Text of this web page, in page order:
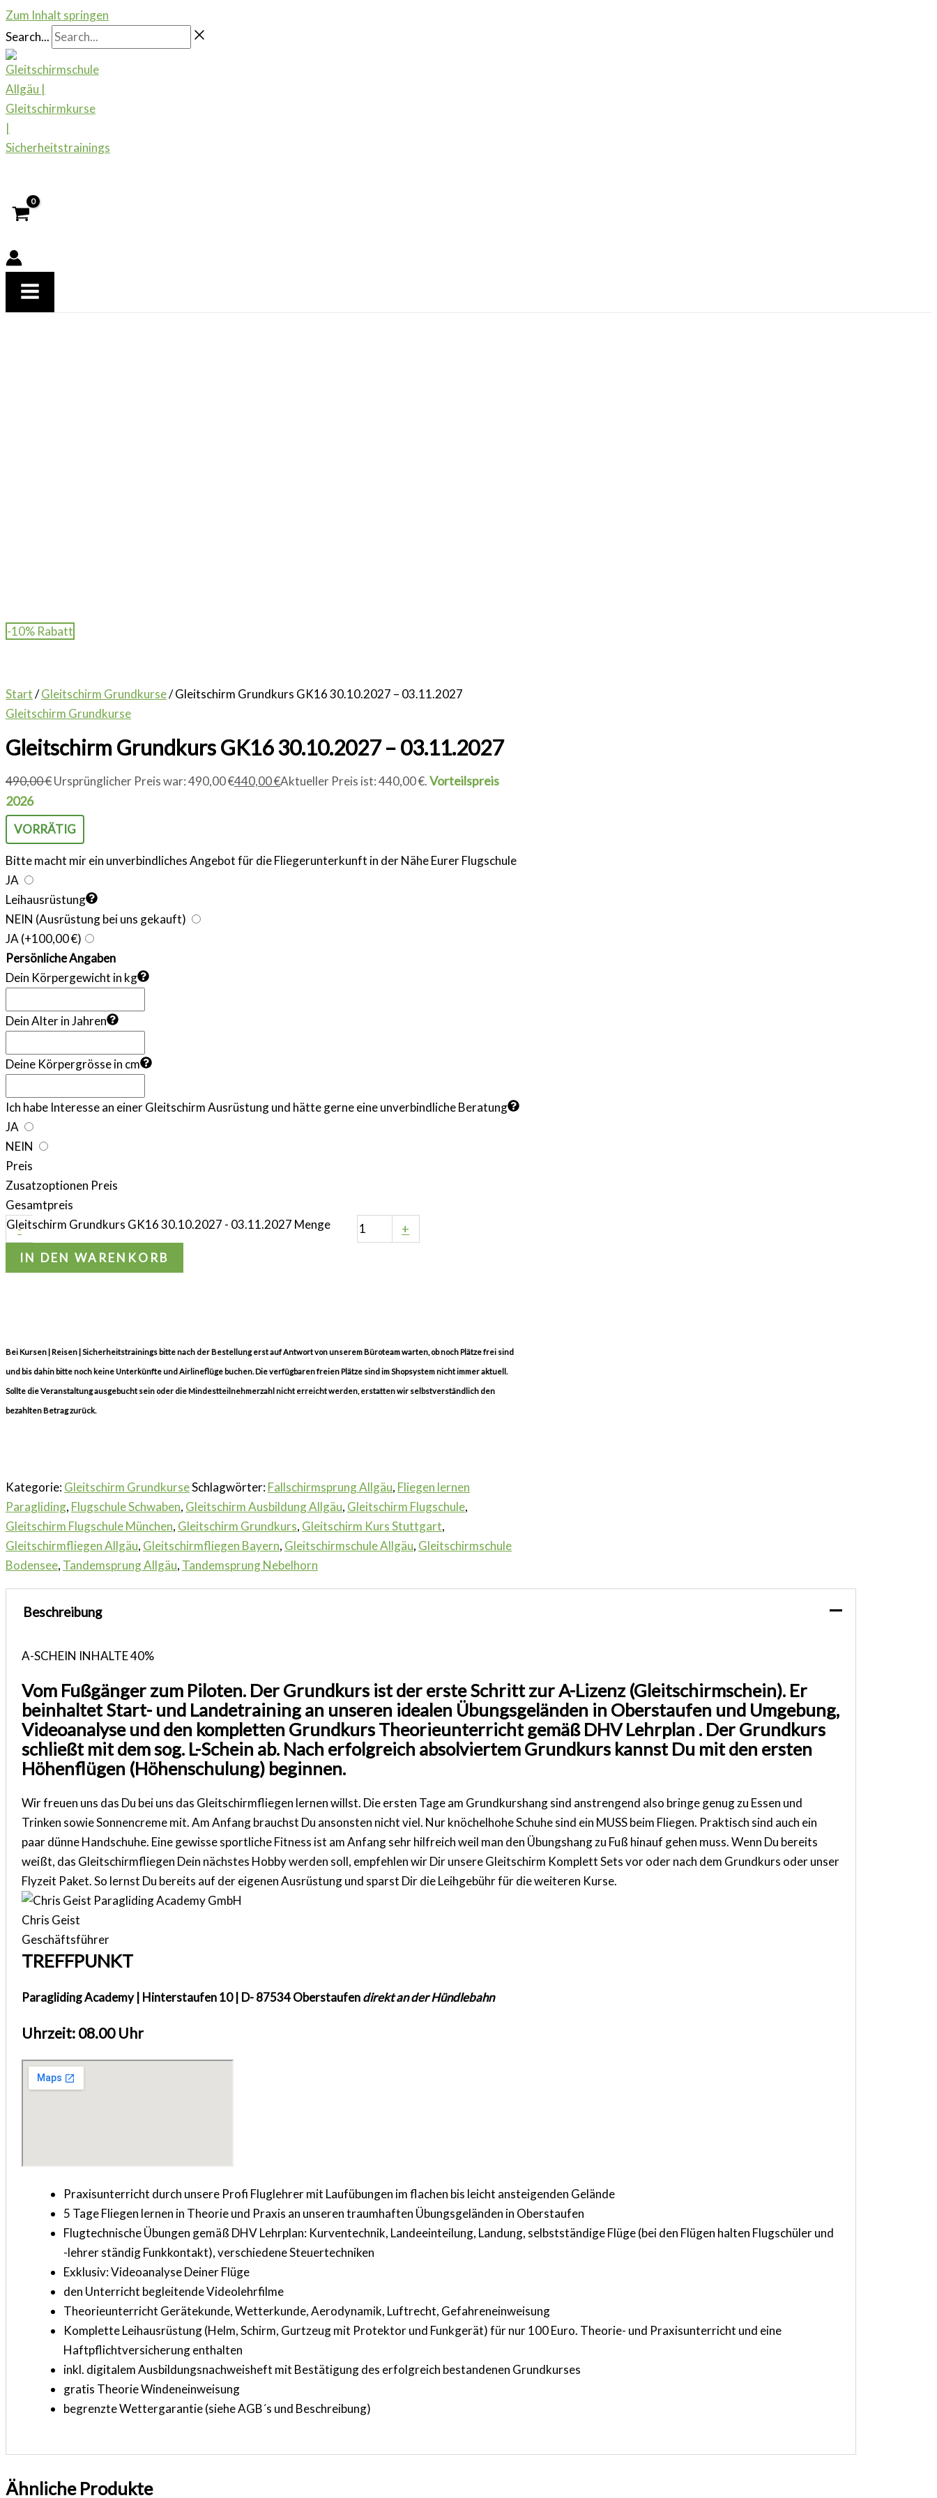
Zum Inhalt springen
Search...
-10% Rabatt
Start/Gleitschirm Grundkurse/ Gleitschirm Grundkurs GK16 30.10.2027 – 03.11.2027
Gleitschirm Grundkurse
Gleitschirm Grundkurs GK16 30.10.2027 – 03.11.2027
490,00€Ursprünglicher Preis war: 490,00 €440,00€Aktueller Preis ist: 440,00 €.Vorteilspreis
2026
VORRÄTIG
Bitte macht mir ein unverbindliches Angebot für die Fliegerunterkunft in der Nähe Eurer Flugschule
JA
Leihausrüstung
NEIN (Ausrüstung bei uns gekauft)
JA (+100,00 €)
Persönliche Angaben
Dein Körpergewicht in kg
Dein Alter in Jahren
Deine Körpergrösse in cm
Ich habe Interesse an einer Gleitschirm Ausrüstung und hätte gerne eine unverbindliche Beratung
JA
NEIN
Preis
Zusatzoptionen Preis
Gesamtpreis
-
Gleitschirm Grundkurs GK16 30.10.2027 - 03.11.2027 Menge +
IN DEN WARENKORB
Bei Kursen | Reisen | Sicherheitstrainings bitte nach der Bestellung erst auf Antwort von unserem Büroteam warten, ob noch Plätze frei sind
und bis dahin bitte noch keine Unterkünfte und Airlineflüge buchen. Die verfügbaren freien Plätze sind im Shopsystem nicht immer aktuell.
Sollte die Veranstaltung ausgebucht sein oder die Mindestteilnehmerzahl nicht erreicht werden, erstatten wir selbstverständlich den
bezahlten Betrag zurück.
Kategorie:Gleitschirm GrundkurseSchlagwörter:Fallschirmsprung Allgäu, Fliegen lernen
Paragliding, Flugschule Schwaben, Gleitschirm Ausbildung Allgäu, Gleitschirm Flugschule,
Gleitschirm Flugschule München, Gleitschirm Grundkurs, Gleitschirm Kurs Stuttgart,
Gleitschirmfliegen Allgäu, Gleitschirmfliegen Bayern, Gleitschirmschule Allgäu, Gleitschirmschule
Bodensee, Tandemsprung Allgäu, Tandemsprung Nebelhorn
Beschreibung
A-SCHEIN INHALTE40%
Vom Fußgänger zum Piloten. Der Grundkurs ist der erste Schritt zur A-Lizenz (Gleitschirmschein). Er
beinhaltet Start- und Landetraining an unseren idealen Übungsgeländen in Oberstaufen und Umgebung,
Videoanalyse und den kompletten Grundkurs Theorieunterricht gemäß DHV Lehrplan . Der Grundkurs
schließt mit dem sog. L-Schein ab. Nach erfolgreich absolviertem Grundkurs kannst Du mit den ersten
Höhenflügen (Höhenschulung) beginnen.
Wir freuen uns das Du bei uns das Gleitschirmfliegen lernen willst. Die ersten Tage am Grundkurshang sind anstrengend also bringe genug zu Essen und
Trinken sowie Sonnencreme mit. Am Anfang brauchst Du ansonsten nicht viel. Nur knöchelhohe Schuhe sind ein MUSS beim Fliegen. Praktisch sind auch ein
paar dünne Handschuhe. Eine gewisse sportliche Fitness ist am Anfang sehr hilfreich weil man den Übungshang zu Fuß hinauf gehen muss. Wenn Du bereits
weißt, das Gleitschirmfliegen Dein nächstes Hobby werden soll, empfehlen wir Dir unsere Gleitschirm Komplett Sets vor oder nach dem Grundkurs oder unser
Flyzeit Paket. So lernst Du bereits auf der eigenen Ausrüstung und sparst Dir die Leihgebühr für die weiteren Kurse.
Chris Geist
Geschäftsführer
TREFFPUNKT
Paragliding Academy | Hinterstaufen 10 | D- 87534 Oberstaufendirekt an der Hündlebahn
Uhrzeit: 08.00 Uhr
Praxisunterricht durch unsere Profi Fluglehrer mit Laufübungen im flachen bis leicht ansteigenden Gelände
5 Tage Fliegen lernen in Theorie und Praxis an unseren traumhaften Übungsgeländen in Oberstaufen
Flugtechnische Übungen gemäß DHV Lehrplan: Kurventechnik, Landeeinteilung, Landung, selbstständige Flüge (bei den Flügen halten Flugschüler und
-lehrer ständig Funkkontakt), verschiedene Steuertechniken
Exklusiv: Videoanalyse Deiner Flüge
den Unterricht begleitende Videolehrfilme
Theorieunterricht Gerätekunde, Wetterkunde, Aerodynamik, Luftrecht, Gefahreneinweisung
Komplette Leihausrüstung (Helm, Schirm, Gurtzeug mit Protektor und Funkgerät) für nur 100 Euro. Theorie- und Praxisunterricht und eine
Haftpflichtversicherung enthalten
inkl. digitalem Ausbildungsnachweisheft mit Bestätigung des erfolgreich bestandenen Grundkurses
gratis Theorie Windeneinweisung
begrenzte Wettergarantie (siehe AGB´s und Beschreibung)
Ähnliche Produkte